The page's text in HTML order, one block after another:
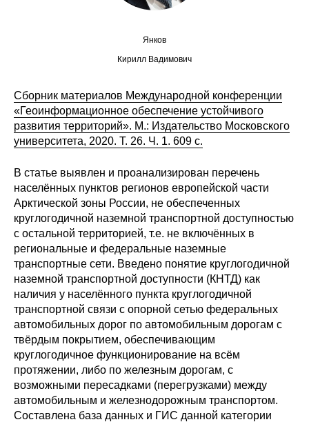
Общие требования
Стандарты оформления
Энергетический семинар
Российско-французский семинар
ЦДУ
Отрасли и регионы
Inforum
Ученый совет
Материалы
Янков
Кирилл Вадимович
Сборник материалов Международной конференции
«Геоинформационное обеспечение устойчивого
развития территорий». М.: Издательство Московского
университета, 2020. Т. 26. Ч. 1. 609 с.
В статье выявлен и проанализирован перечень
населённых пунктов регионов европейской части
Арктической зоны России, не обеспеченных
круглогодичной наземной транспортной доступностью
с остальной территорией, т.е. не включённых в
региональные и федеральные наземные
транспортные сети. Введено понятие круглогодичной
наземной транспортной доступности (КНТД) как
наличия у населённого пункта круглогодичной
транспортной связи с опорной сетью федеральных
автомобильных дорог по автомобильным дорогам с
твёрдым покрытием, обеспечивающим
круглогодичное функционирование на всём
протяжении, либо по железным дорогам, с
возможными пересадками (перегрузками) между
автомобильным и железнодорожным транспортом.
Составлена база данных и ГИС данной категории